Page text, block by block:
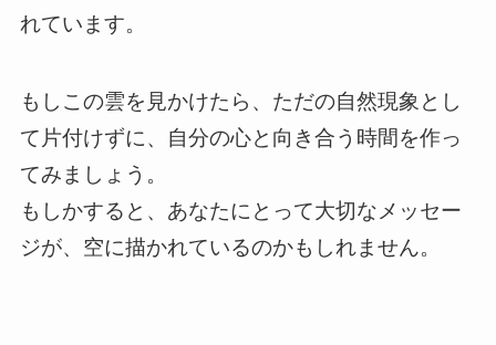
れています。
もしこの雲を見かけたら、ただの自然現象とし
て片付けずに、自分の心と向き合う時間を作っ
てみましょう。
もしかすると、あなたにとって大切なメッセー
ジが、空に描かれているのかもしれません。